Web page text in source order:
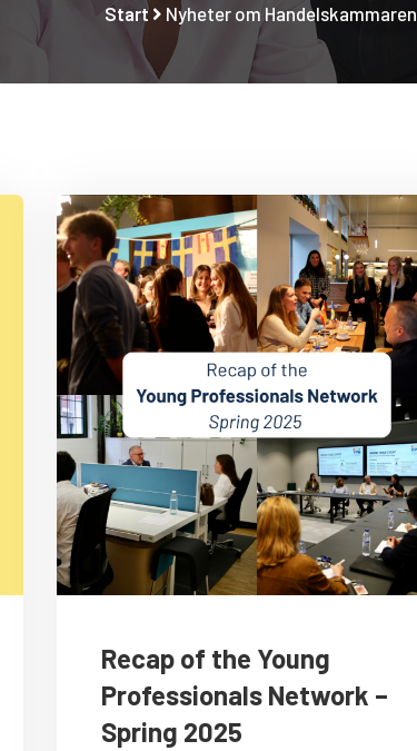
Start Nyheter om Handelskammaren
Recap of the Young
Professionals Network –
Spring 2025